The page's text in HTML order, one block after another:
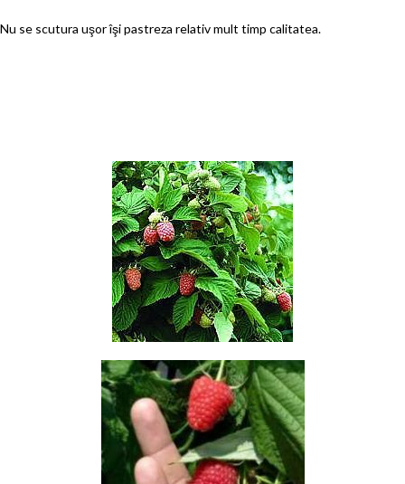
Nu se scutura uşor îşi pastreza relativ mult timp calitatea.